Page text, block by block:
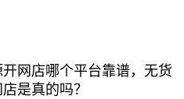
网店哪个平台靠谱，无货
是真的吗？